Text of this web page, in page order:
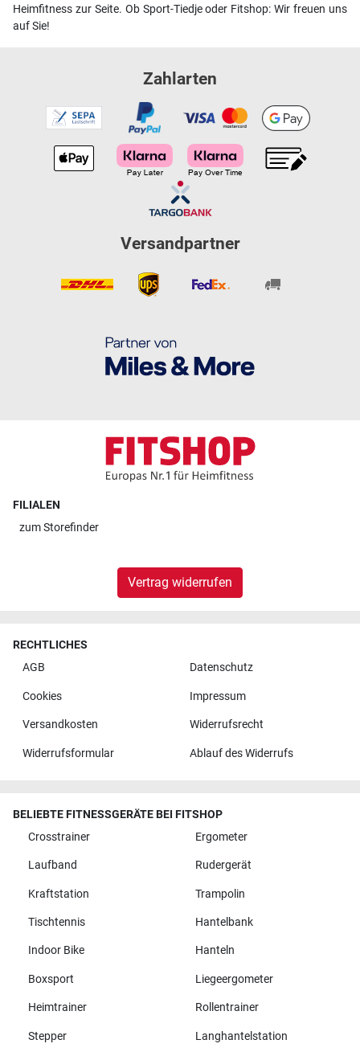
Heimfitness zur Seite. Ob Sport-Tiedje oder Fitshop: Wir freuen uns
auf Sie!
Zahlarten
Versandpartner
FILIALEN
zumStorefinder
Vertrag widerrufen
RECHTLICHES
AGB
Datenschutz
Cookies Impressum
Versandkosten Widerrufsrecht
Widerrufsformular Ablauf des Widerrufs
BELIEBTE FITNESSGERÄTE BEI FITSHOP
Crosstrainer
Ergometer
Laufband Rudergerät
Kraftstation Trampolin
Tischtennis Hantelbank
Indoor Bike Hanteln
Boxsport Liegeergometer
Heimtrainer Rollentrainer
Stepper Langhantelstation